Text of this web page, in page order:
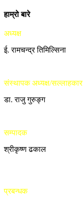
हाम्रो बारे
अध्यक्ष
ई. रामचन्द्र तिमिल्सिना
संस्थापक अध्यक्ष/सल्लाहकार
डा. राजु गुरुङ्ग
सम्पादक
श्रीकृष्ण ढकाल
प्रबन्धक